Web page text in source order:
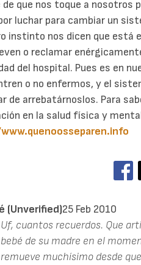
que nos toque a nosotros
luchar para cambiar un
instinto nos dicen que está
o reclamar
del hospital. Pues es en
o no enfermos, y el
de arrebatárnoslos. Para
en la salud física y
(unverified)25 Feb 2010
Uf, cuantos recuerdos. Que
bebé de su madre en el
remueve muchísimo desde